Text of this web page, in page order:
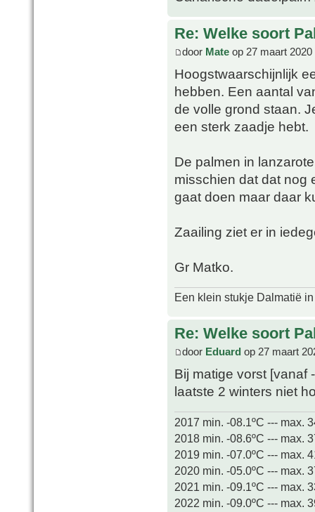
Re: Welke soort
door Mate op 27 maart 2020
Hoogstwaarschijnlijk
hebben. Een aantal
de volle grond staan.
een sterk zaadje hebt.
De palmen in
misschien dat dat nog
gaat doen maar daar
Zaailing ziet er in
Gr Matko.
Een klein stukje Dalmatië
Re: Welke soort
door Eduard op 27 maart
Bij matige vorst [vanaf
laatste 2 winters niet
2017 min. -08.1ºC --- max.
2018 min. -08.6ºC --- max.
2019 min. -07.0ºC --- max.
2020 min. -05.0ºC --- max.
2021 min. -09.1ºC --- max.
2022 min. -09.0ºC --- max.